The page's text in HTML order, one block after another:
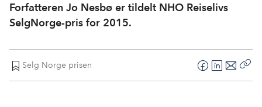
Forfatteren Jo Nesbø er tildelt NHO Reiselivs
SelgNorge-pris for 2015.
Selg Norge prisen
F
a
L
i
E
-